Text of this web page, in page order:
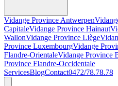
Vidange Province Antwerpen
CapitaleVidange Province Hainaut
WallonVidange Province Liège
Province LuxembourgVidange
Flandre-OrientaleVidange Province
Province Flandre-Occidentale
ServicesBlogContact0472/78.78.78